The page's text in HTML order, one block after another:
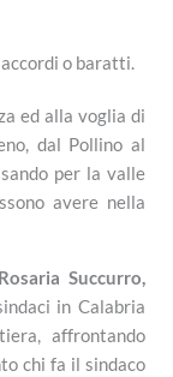
o baratti.
ed alla voglia di
dal Pollino al
per la valle
avere nella
Succurro,
in Calabria
affrontando
chi fa il sindaco